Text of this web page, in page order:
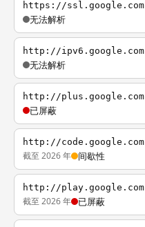
https://ssl.google.com
无法解析
http://ipv6.google.com
无法解析
http://plus.google.com
已屏蔽
http://code.google.com
截至 2026 年 间歇性
http://play.google.com
截至 2026 年 已屏蔽